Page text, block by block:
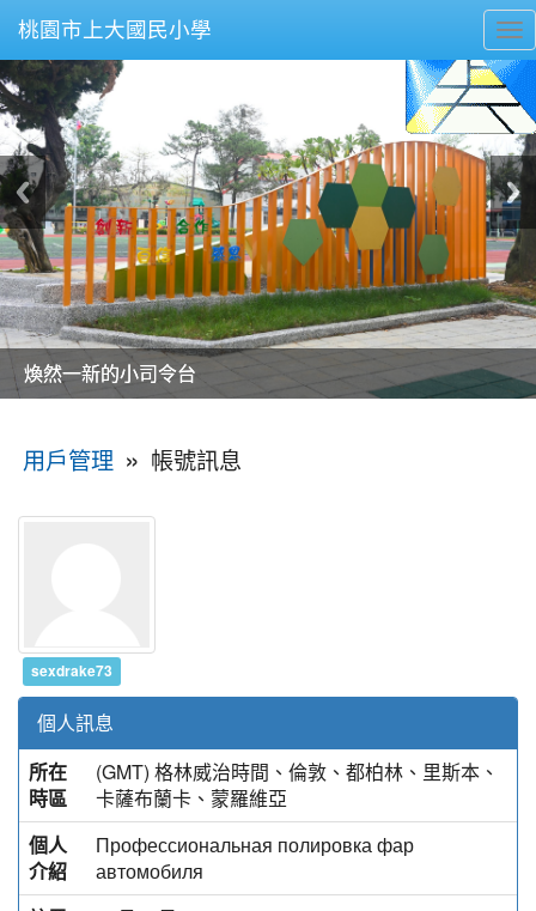
桃園市上大國民小學
美麗的操場是我們活力的來源
美麗的操場是我們活力的來源
煥然一新的小司令台
煥然一新的小司令台
富含桃園埤塘田園風光意象的中廊
富含桃園埤塘田園風光意象的中廊
嶄新的中庭廣場
嶄新的中庭廣場
水生池生生不息
水生池生生不息
用戶管理 » 帳號訊息
sexdrake73
個人訊息
所在
時區
(GMT) 格林威治時間、倫敦、都柏林、里斯本、
卡薩布蘭卡、蒙羅維亞
個人
介紹
Профессиональная полировка фар
автомобиля